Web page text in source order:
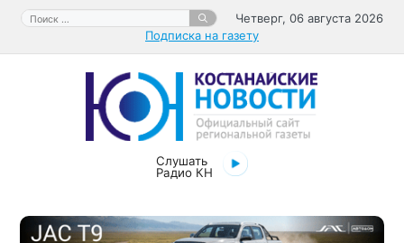
Перейти
содержимому
Поиск:
Четверг, 06 августа 2026
Подписка на газету
Слушать
Радио КН